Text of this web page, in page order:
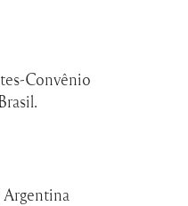
Convênio
Argentina